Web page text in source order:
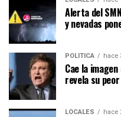
Alerta del
y nevadas
POLÍTICA hace
Cae la
revela su
LOCALES hace